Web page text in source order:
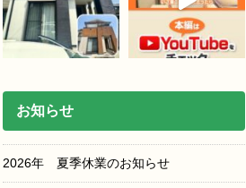
お知らせ
2026年 夏季休業のお知らせ